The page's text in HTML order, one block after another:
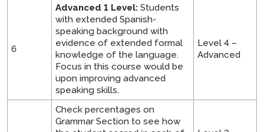
6
Advanced 1 Level: Students
with extended Spanish-
speaking background with
evidence of extended formal
knowledge of the language.
Focus in this course would be
upon improving advanced
speaking skills.
Level 4 –
Advanced
Check percentages on
Grammar Section to see how